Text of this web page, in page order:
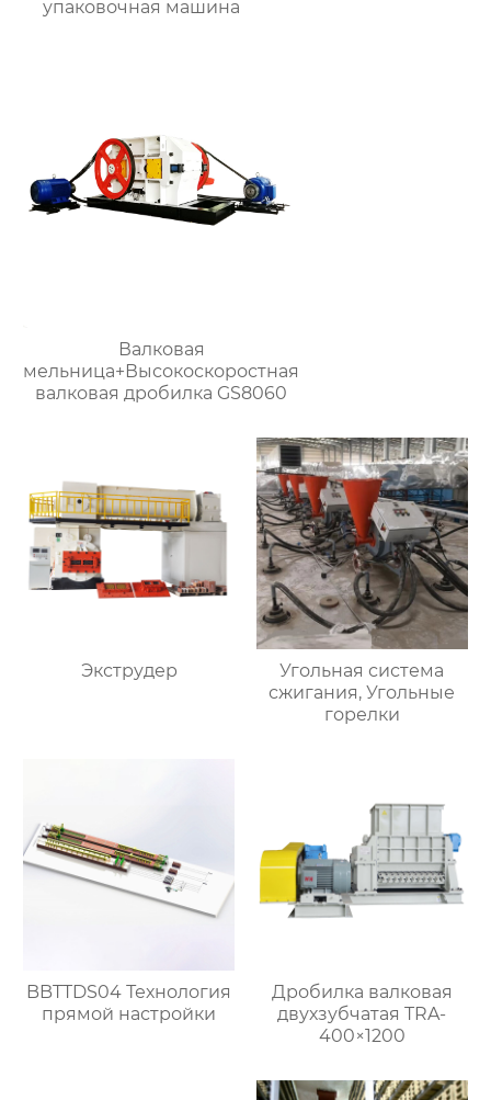
упаковочная машина
Валковая
мельница+Высокоскоростная
валковая дробилка GS8060
Экструдер
Угольная система
сжигания, Угольные
горелки
BBTTDS04 Технология
прямой настройки
Дробилка валковая
двухзубчатая TRA-
400×1200